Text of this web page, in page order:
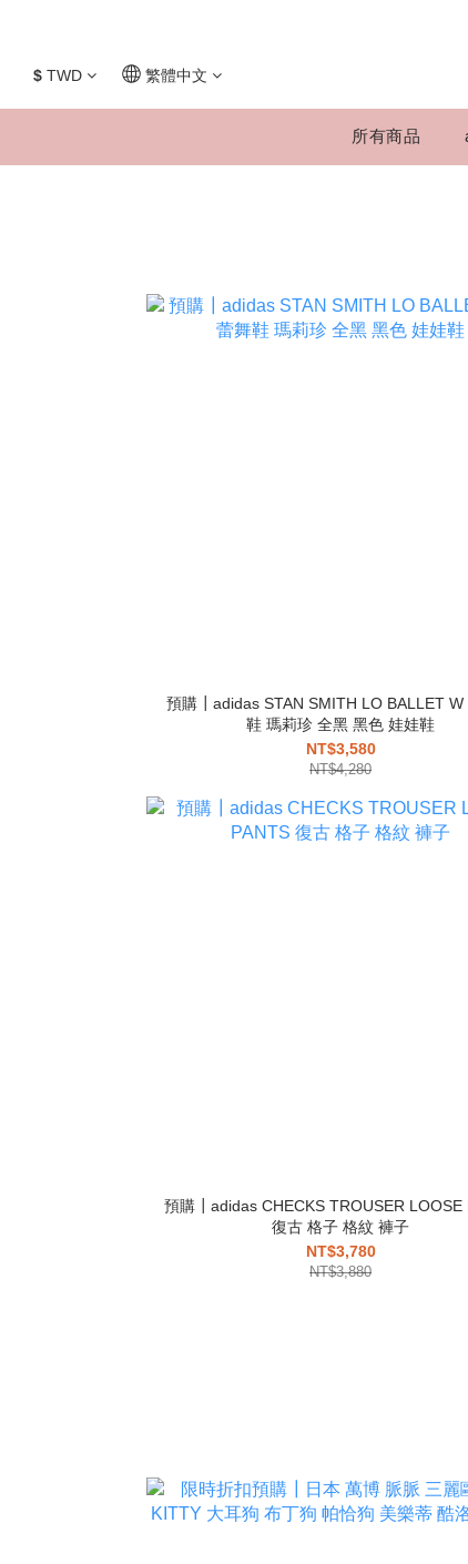
$ TWD 繁體中文
所有商品
預購┃adidas STAN SMITH LO BALLET W
鞋 瑪莉珍 全黑 黑色 娃娃鞋
NT$3,580
NT$4,280
預購┃adidas CHECKS TROUSER LOOSE
復古 格子 格紋 褲子
NT$3,780
NT$3,880